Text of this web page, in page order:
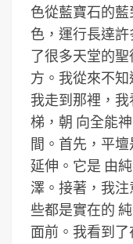
色從藍寶石的
色，運行長達
了很多天堂的
方。我從來不
我走到那裡，
梯，朝 向全能
間。首先，平
延伸。它是 由
澤。接著，我
些都是實在的
面前。我看到